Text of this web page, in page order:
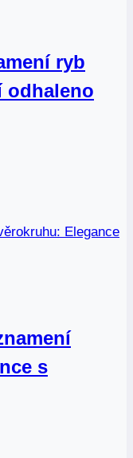
ryb
odhaleno
s